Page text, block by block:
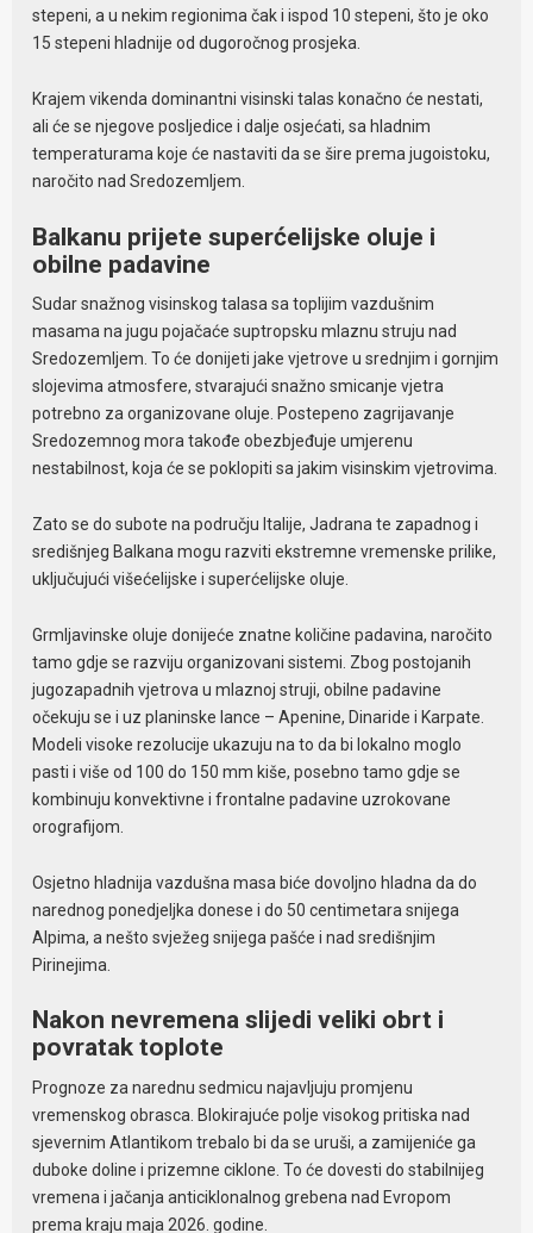
stepeni, a u nekim regionima čak i ispod 10 stepeni, što je oko
15 stepeni hladnije od dugoročnog prosjeka.
Krajem vikenda dominantni visinski talas konačno će nestati,
ali će se njegove posljedice i dalje osjećati, sa hladnim
temperaturama koje će nastaviti da se šire prema jugoistoku,
naročito nad Sredozemljem.
Balkanu prijete superćelijske oluje i
obilne padavine
Sudar snažnog visinskog talasa sa toplijim vazdušnim
masama na jugu pojačaće suptropsku mlaznu struju nad
Sredozemljem. To će donijeti jake vjetrove u srednjim i gornjim
slojevima atmosfere, stvarajući snažno smicanje vjetra
potrebno za organizovane oluje. Postepeno zagrijavanje
Sredozemnog mora takođe obezbjeđuje umjerenu
nestabilnost, koja će se poklopiti sa jakim visinskim vjetrovima.
Zato se do subote na području Italije, Jadrana te zapadnog i
središnjeg Balkana mogu razviti ekstremne vremenske prilike,
uključujući višećelijske i superćelijske oluje.
Grmljavinske oluje donijeće znatne količine padavina, naročito
tamo gdje se razviju organizovani sistemi. Zbog postojanih
jugozapadnih vjetrova u mlaznoj struji, obilne padavine
očekuju se i uz planinske lance – Apenine, Dinaride i Karpate.
Modeli visoke rezolucije ukazuju na to da bi lokalno moglo
pasti i više od 100 do 150 mm kiše, posebno tamo gdje se
kombinuju konvektivne i frontalne padavine uzrokovane
orografijom.
Osjetno hladnija vazdušna masa biće dovoljno hladna da do
narednog ponedjeljka donese i do 50 centimetara snijega
Alpima, a nešto svježeg snijega pašće i nad središnjim
Pirinejima.
Nakon nevremena slijedi veliki obrt i
povratak toplote
Prognoze za narednu sedmicu najavljuju promjenu
vremenskog obrasca. Blokirajuće polje visokog pritiska nad
sjevernim Atlantikom trebalo bi da se uruši, a zamijeniće ga
duboke doline i prizemne ciklone. To će dovesti do stabilnijeg
vremena i jačanja anticiklonalnog grebena nad Evropom
prema kraju maja 2026. godine.